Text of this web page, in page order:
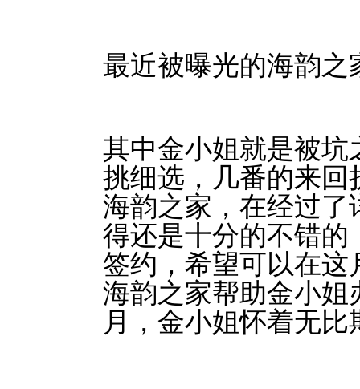
最近被曝光的海韵
其中金小姐就是被
挑细选，几番的来
海韵之家，在经过
得还是十分的不错的
签约，希望可以在
海韵之家帮助金小姐
月，金小姐怀着无